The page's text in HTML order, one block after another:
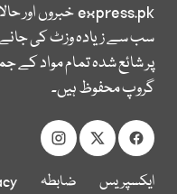
express.pkخبروں اور
سب سے زیادہ وزٹ کی
پر شائع شدہ تمام مواد کے
گروپ محفوظ ہیں۔
ایکسپریس
ضابطہ